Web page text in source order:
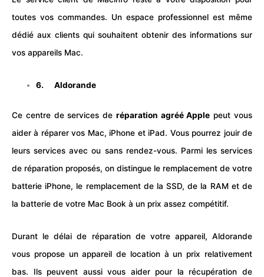
toutes vos commandes. Un espace professionnel est même
dédié aux clients qui souhaitent obtenir des informations sur
vos appareils Mac.
6.Aldorande
Ce centre de services de réparation agréé Apple peut vous
aider à réparer vos Mac, iPhone et iPad. Vous pourrez jouir de
leurs services avec ou sans rendez-vous. Parmi les services
de réparation proposés, on distingue le remplacement de votre
batterie iPhone, le remplacement de la SSD, de la RAM et de
la batterie de votre Mac Book à un prix assez compétitif.
Durant le délai de réparation de votre appareil, Aldorande
vous propose un appareil de location à un prix relativement
bas. Ils peuvent aussi vous aider pour la récupération de